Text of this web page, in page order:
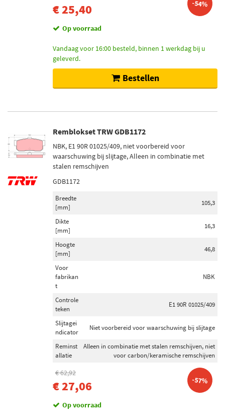
€ 25,40 -54%
Op voorraad
Vandaag voor 16:00 besteld, binnen 1 werkdag bij u
geleverd.
Bestellen
Remblokset TRW GDB1172
NBK, E1 90R 01025/409, niet voorbereid voor
waarschuwing bij slijtage, Alleen in combinatie met
stalen remschijven
GDB1172
Breedte
[mm]
105,3
Dikte
[mm]
16,3
Hoogte
[mm]
46,8
Voor
fabrikan
t
NBK
Controle
teken
E1 90R 01025/409
Slijtagei
ndicator
Niet voorbereid voor waarschuwing bij slijtage
Reminst
allatie
Alleen in combinatie met stalen remschijven, niet
voor carbon/keramische remschijven
€ 62,92
€ 27,06 -57%
Op voorraad